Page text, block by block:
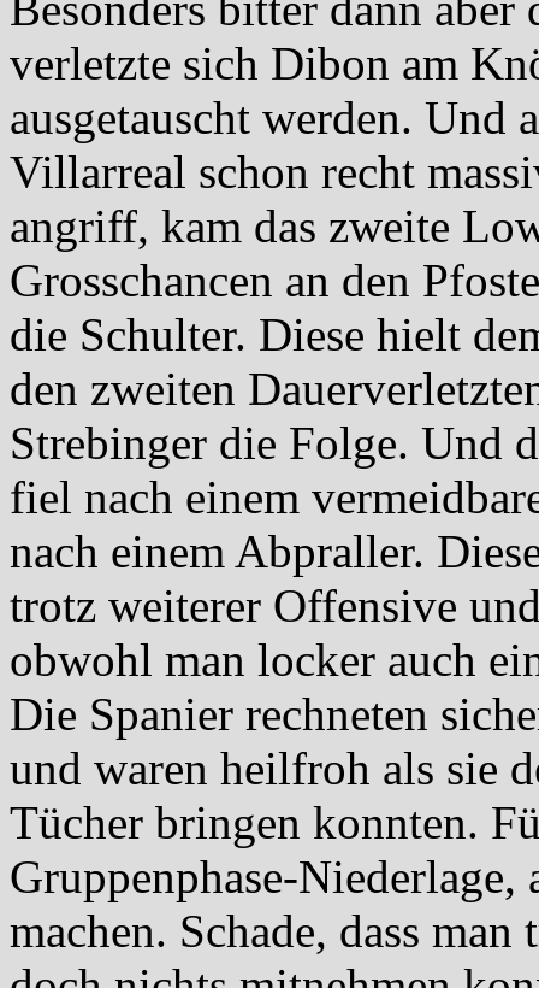
verletzte sich Dibon am
ausgetauscht werden. Und
Villarreal schon recht
angriff, kam das zweite
Grosschancen an den
die Schulter. Diese hielt
den zweiten
Strebinger die Folge. Und
fiel nach einem
nach einem Abpraller.
trotz weiterer Offensive
obwohl man locker auch
Die Spanier rechneten
und waren heilfroh als sie
Tücher bringen konnten.
Gruppenphase-
machen. Schade, dass